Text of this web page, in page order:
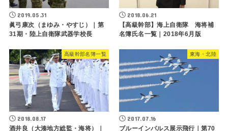
2019.05.31
眞弓康次（まゆみ・やすじ）｜第
31期・陸上自衛隊武器学校長
2018.06.21
【高級幹部】海上自衛隊 海将補
名簿氏名一覧｜2018年6月版
高級幹部名簿一覧
2018.08.17
酒井良（大湊地方総監・海将）｜
東海・北陸
2017.07.16
ブルーインパルス展示飛行｜第70